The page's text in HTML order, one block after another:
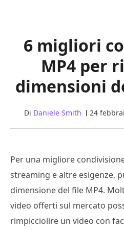
6 migliori
MP4 per
dimensioni
Di Daniele Smith 24
Per una migliore
streaming e altre esigenze,
dimensione del file MP4.
video offerti sul mercato
rimpicciolire un video con